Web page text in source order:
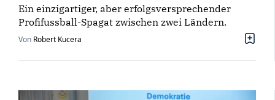
Ein einzigartiger, aber erfolgsversprechender
Profifussball-Spagat zwischen zwei Ländern.
Von Robert Kucera